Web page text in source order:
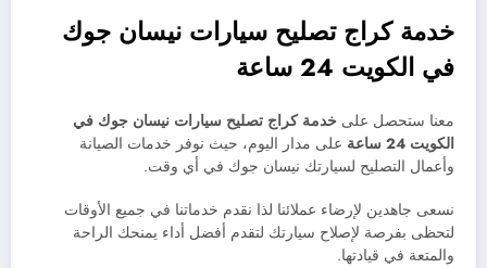
خدمة كراج تصليح سيارات نيسان جوك
في الكويت 24 ساعة
معنا ستحصل على خدمةكراج تصليح سيارات نيسان جوك في
الكويت 24 ساعة
على مدار اليوم، حيث نوفر خدمات الصيانة
وأعمال التصليح لسيارتك نيسان جوك في أي وقت.
نسعى جاهدين لإرضاء عملائنا لذا نقدم خدماتنا في جميع الأوقات
لتحظى بفرصة لإصلاح سيارتك لتقدم أفضل أداء يمنحك الراحة
والمتعة في قيادتها.